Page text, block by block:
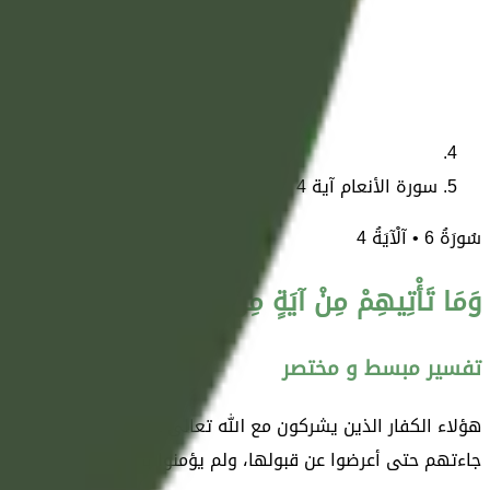
سورة الأنعام آية 4
سُورَةُ6• آلْآيَةُ4
وَمَا تَأْتِيهِمْ مِنْ آيَةٍ مِنْ آيَاتِ رَبِّهِمْ إِلَّا كَانُوا
تفسير مبسط و مختصر
هؤلاء الكفار الذين يشركون مع الله تعالى غيره قد جاءتهم
جاءتهم حتى أعرضوا عن قبولها، ولم يؤمنوا بها.